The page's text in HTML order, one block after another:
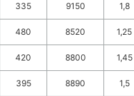
335 9150 1,8
480 8520 1,25
420 8800 1,45
395 8890 1,5